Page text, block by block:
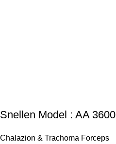
Snellen Model : AA 3600
Chalazion & Trachoma Forceps